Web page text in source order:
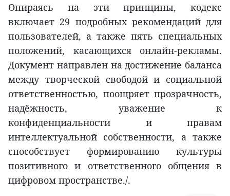
Опираясь на эти принципы, кодекс
включает 29 подробных рекомендаций для
пользователей, а также пять специальных
положений, касающихся онлайн-рекламы.
Документ направлен на достижение баланса
между творческой свободой и социальной
ответственностью, поощряет прозрачность,
надёжность, уважение к
конфиденциальности и правам
интеллектуальной собственности, а также
способствует формированию культуры
позитивного и ответственного общения в
цифровом пространстве./.